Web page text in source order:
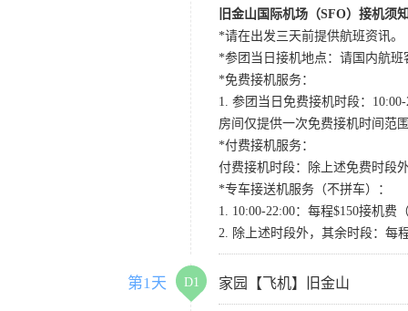
旧金山国际机场（SFO）接机须
*请在出发三天前提供航班资讯。
*参团当日接机地点：请国内航班
*免费接机服务：
1. 参团当日免费接机时段：
房间仅提供一次免费接机时间范
*付费接机服务：
付费接机时段：除上述免费时段
*专车接送机服务（不拼车）：
1. 10:00-22:00：每程$150接机
2. 除上述时段外，其余时段：每
第1天 D1 家园【飞机】旧金山